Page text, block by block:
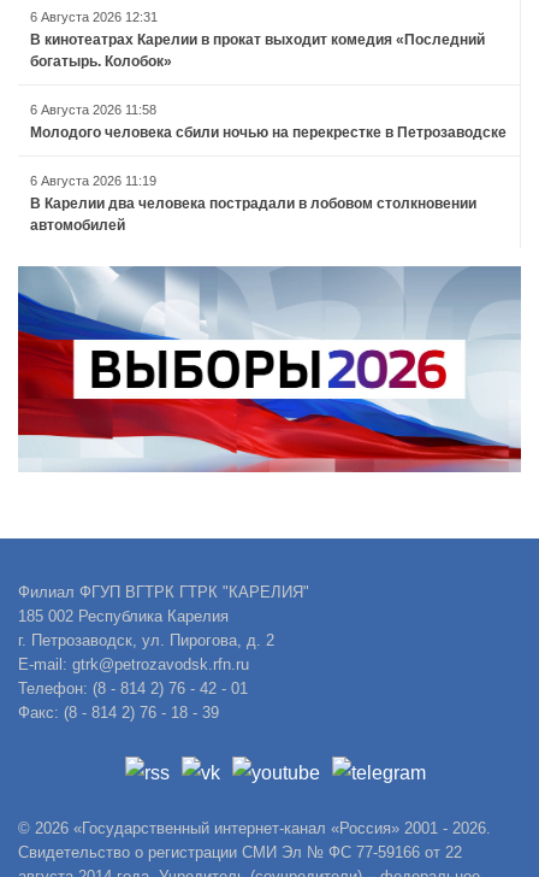
6 Августа 2026 12:31
В кинотеатрах Карелии в прокат выходит комедия «Последний
богатырь. Колобок»
6 Августа 2026 11:58
Молодого человека сбили ночью на перекрестке в Петрозаводске
6 Августа 2026 11:19
В Карелии два человека пострадали в лобовом столкновении
автомобилей
Филиал ФГУП ВГТРК ГТРК "КАРЕЛИЯ"
185 002 Республика Карелия
г. Петрозаводск, ул. Пирогова, д. 2
E-mail: gtrk@petrozavodsk.rfn.ru
Телефон: (8 - 814 2) 76 - 42 - 01
Факс: (8 - 814 2) 76 - 18 - 39
© 2026 «Государственный интернет-канал «Россия» 2001 - 2026.
Свидетельство о регистрации СМИ Эл № ФС 77-59166 от 22